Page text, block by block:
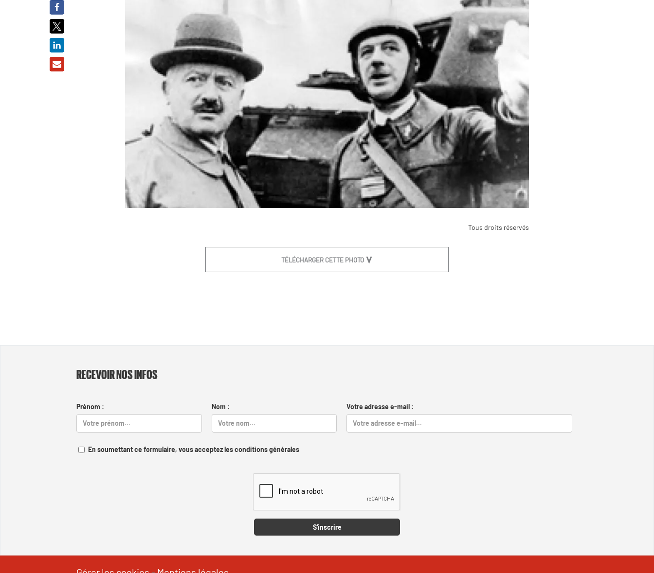
Tous droits réservés
TÉLÉCHARGER CETTE PHOTO
RECEVOIR NOS INFOS
Prénom : Nom : Votre adresse e-mail :
En soumettant ce formulaire, vous acceptez les conditions générales
S'inscrire